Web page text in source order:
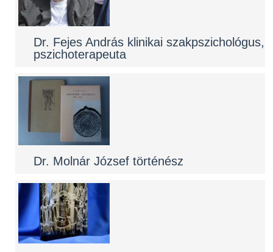
Dr. Fejes András klinikai szakpszichológus,
pszichoterapeuta
Dr. Molnár József történész